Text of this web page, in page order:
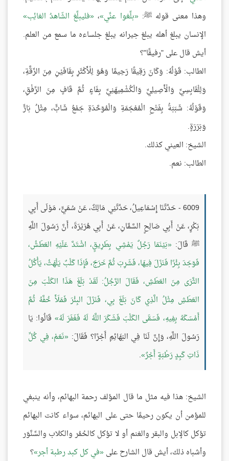
وهذا معنى قوله ﷺ: بلِّغوا عنِّي ، فليبلِّغ الشّاهدُ الغائِب
الإنسان يبلغ أهله يبلغ جيرانه يبلغ جلساءه ما سمع من العلم.
أيش قال على "رفيقًا"؟
الطالب: قَوْلُهُ: وَكَانَ رَقِيقًا رَحِيمًا وَهُوَ لِلْأَكْثَرِ بِقَافَيْنِ مِنَ الرِّقَّةِ،
وَلِلْقَابِسِيِّ وَالْأَصِيلِيِّ وَالْكُشْمِيهَنِيِّ بِفَاءٍ ثُمَّ قَافٍ مِنَ الرِّفْقِ،
وَقَوْلُهُ: شَبَبَةُ بِفَتْحِ الْمُعْجَمَةِ وَالْمُوَحَّدَةِ جَمْعُ شَابٍّ، مِثْلُ بَارٍّ
وَبَرَرَةٍ.
الشيخ: العيني كذلك.
الطالب: نعم.
6009 - حَدَّثَنَا إِسْمَاعِيلُ، حَدَّثَنِي مَالِكٌ، عَنْ سُمَيٍّ، مَوْلَى أَبِي
بَكْرٍ، عَنْ أَبِي صَالِحٍ السَّمَّانِ، عَنْ أَبِي هُرَيْرَةَ، أَنَّ رَسُولَ اللَّهِ
ﷺ قَالَ: بَيْنَمَا رَجُلٌ يَمْشِي بِطَرِيقٍ، اشْتَدَّ عَلَيْهِ العَطَشُ،
فَوَجَدَ بِئْرًا فَنَزَلَ فِيهَا، فَشَرِبَ ثُمَّ خَرَجَ، فَإِذَا كَلْبٌ يَلْهَثُ، يَأْكُلُ
الثَّرَى مِنَ العَطَشِ، فَقَالَ الرَّجُلُ: لَقَدْ بَلَغَ هَذَا الكَلْبَ مِنَ
العَطَشِ مِثْلُ الَّذِي كَانَ بَلَغَ بِي، فَنَزَلَ البِئْرَ فَمَلَأَ خُفَّهُ ثُمَّ
أَمْسَكَهُ بِفِيهِ، فَسَقَى الكَلْبَ فَشَكَرَ اللَّهُ لَهُ فَغَفَرَ لَهُ قَالُوا: يَا
رَسُولَ اللَّهِ، وَإِنَّ لَنَا فِي البَهَائِمِ أَجْرًا؟ فَقَالَ: نَعَمْ، فِي كُلِّ
ذَاتِ كَبِدٍ رَطْبَةٍ أَجْرٌ .
الشيخ: هذا فيه مثل ما قال المؤلف رحمة البهائم، وأنه ينبغي
للمؤمن أن يكون رحيمًا حتى على البهائم، سواء كانت البهائم
تؤكل كالإبل والبقر والغنم أو لا تؤكل كالحُمُر والكلاب والسِّنَّوَر
وأشباه ذلك، أيش قال الشارح على في كل كبد رطبة أجر ؟